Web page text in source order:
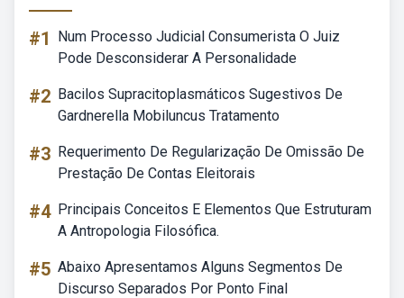
#1
Num Processo Judicial Consumerista O Juiz
Pode Desconsiderar A Personalidade
#2 Bacilos Supracitoplasmáticos Sugestivos De
Gardnerella Mobiluncus Tratamento
#3 Requerimento De Regularização De Omissão De
Prestação De Contas Eleitorais
#4 Principais Conceitos E Elementos Que Estruturam
A Antropologia Filosófica.
#5 Abaixo Apresentamos Alguns Segmentos De
Discurso Separados Por Ponto Final